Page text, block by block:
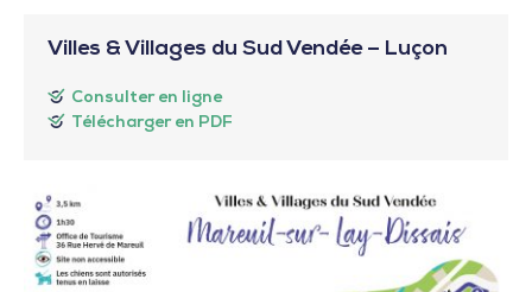
Villes & Villages du Sud Vendée – Luçon
Consulter en ligne
Télécharger en PDF